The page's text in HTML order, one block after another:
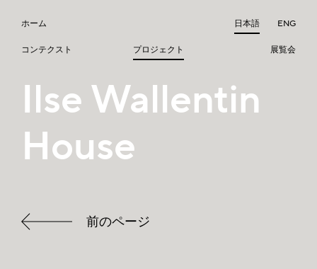
ホーム 日本語 ENG
コンテクスト プロジェクト 展覧会
Ilse Wallentin
House
前のページ